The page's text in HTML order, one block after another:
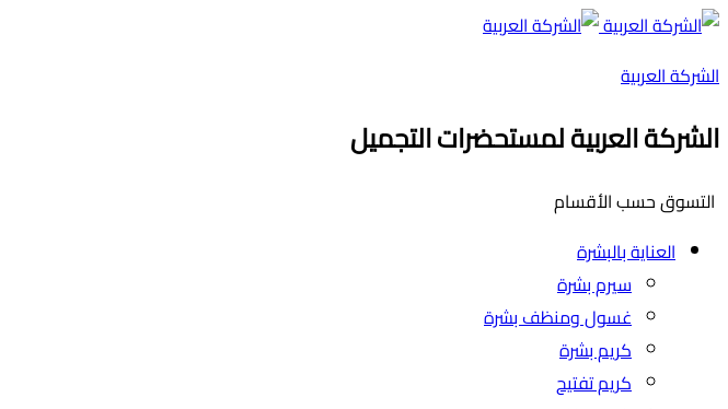
الشركة العربية
الشركة العربية لمستحضرات التجميل
التسوق حسب الأقسام
العناية بالبشرة
سيرم بشرة
غسول ومنظف بشرة
كريم بشرة
كريم تفتيح